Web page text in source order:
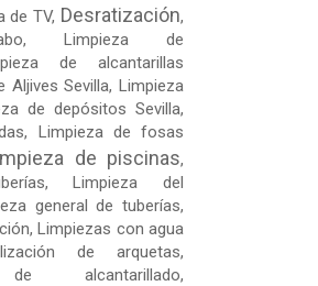
de TV, Desratización,
Limpieza de
de alcantarillas
Aljives Sevilla, Limpieza
de depósitos Sevilla,
Limpieza de fosas
de piscinas,
, Limpieza del
general de tuberías,
Limpiezas con agua
de arquetas,
de alcantarillado,